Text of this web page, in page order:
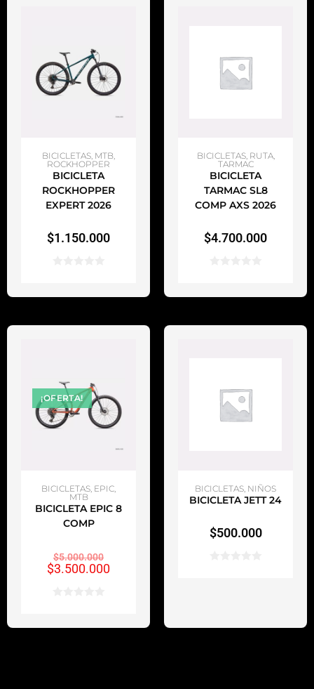
SELECCIONAR OPCIONES
BICICLETAS, MTB,
ROCKHOPPER
BICICLETA
ROCKHOPPER
EXPERT 2026
$1.150.000
SELECCIONAR OPCIONES
BICICLETAS, RUTA,
TARMAC
BICICLETA
TARMAC SL8
COMP AXS 2026
$4.700.000
¡OFERTA!
SELECCIONAR OPCIONES
BICICLETAS EPIC
MTB
BICICLETA EPIC 8
COMP
$5.000.000
$3.500.000
SELECCIONAR OPCIONES
BICICLETAS NIÑOS
BICICLETA JETT 24
$500.000